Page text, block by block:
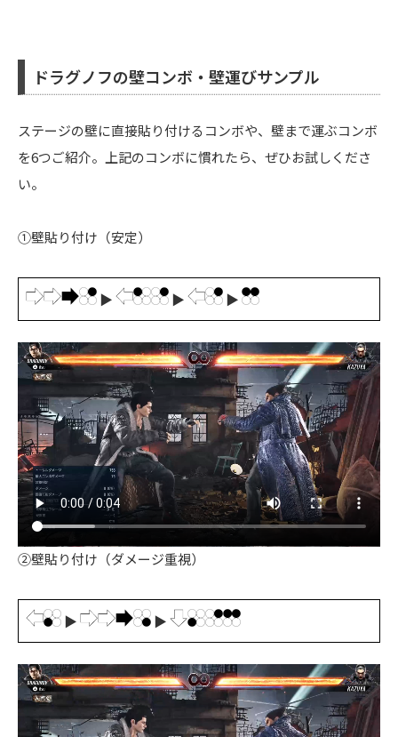
ドラグノフの壁コンボ・壁運びサンプル
ステージの壁に直接貼り付けるコンボや、壁まで運ぶコンボ
を6つご紹介。上記のコンボに慣れたら、ぜひお試しくださ
い。
①壁貼り付け（安定）
▶ ▶ ▶
②壁貼り付け（ダメージ重視）
▶ ▶